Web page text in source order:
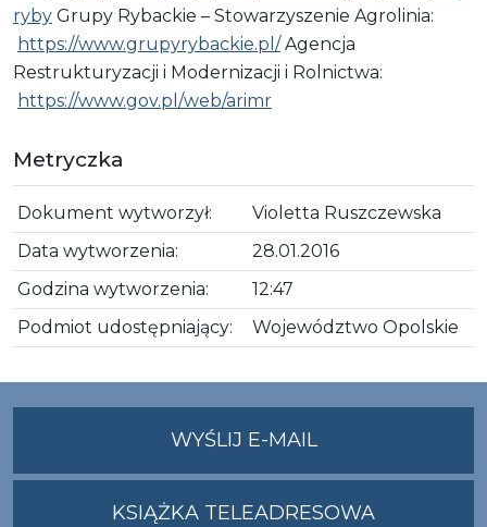
ryby Grupy Rybackie – Stowarzyszenie Agrolinia:
https://www.grupyrybackie.pl/Agencja
Restrukturyzacji i Modernizacji i Rolnictwa:
https://www.gov.pl/web/arimr
Metryczka
Dokument wytworzył:
Violetta Ruszczewska
Data wytworzenia:
28.01.2016
Godzina wytworzenia:
12:47
Podmiot udostępniający:
Województwo Opolskie
WYŚLIJ E-MAILNA
ADRES
KSIĄŻKA TELEADRESOWA